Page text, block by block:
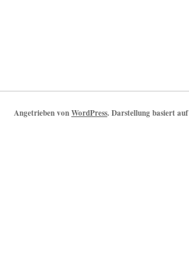
Angetrieben vonWordPress. Darstellung basiert auf